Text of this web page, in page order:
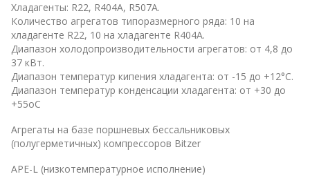
Хладагенты: R22, R404А, R507A.
Количество агрегатов типоразмерного ряда: 10 на
хладагенте R22, 10 на хладагенте R404А.
Диапазон холодопроизводительности агрегатов: от 4,8 до
37 кВт.
Диапазон температур кипения хладагента: от -15 до +12°С.
Диапазон температур конденсации хладагента: от +30 до
+55оС
Агрегаты на базе поршневых бессальниковых
(полугерметичных) компрессоров Bitzer
APE-L (низкотемпературное исполнение)